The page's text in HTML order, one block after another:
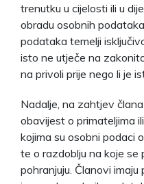
trenutku u cijelosti ili u
obradu osobnih
podataka temelji
isto ne utječe na
na privoli prije nego li je
Nadalje, na zahtjev
obavijest o primateljima
kojima su osobni podaci
te o razdoblju na koje se
pohranjuju. Članovi